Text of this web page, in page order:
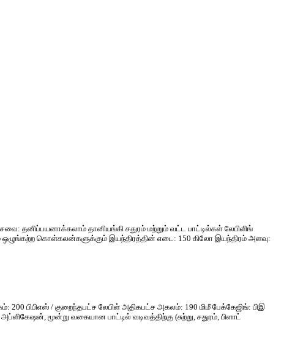
சேவை: தனிப்பயனாக்கலாம் தானியங்கி சதுரம் மற்றும் வட்ட பாட்டில்கள் லேபிளிங்
ஒழுங்கற்ற கொள்கலன்களுக்கும் இயந்திரத்தின் எடை: 150 கிலோ இயந்திரம் அளவு:
200 பிபிஎஸ் / குறைந்தபட்ச லேபிள் அதிகபட்ச அகலம்: 190 மிமீ பேக்கேஜிங்: பிஇ
மூன்று வகையான பாட்டில் வடிவத்திற்கு (சுற்று, சதுரம், பிளாட்